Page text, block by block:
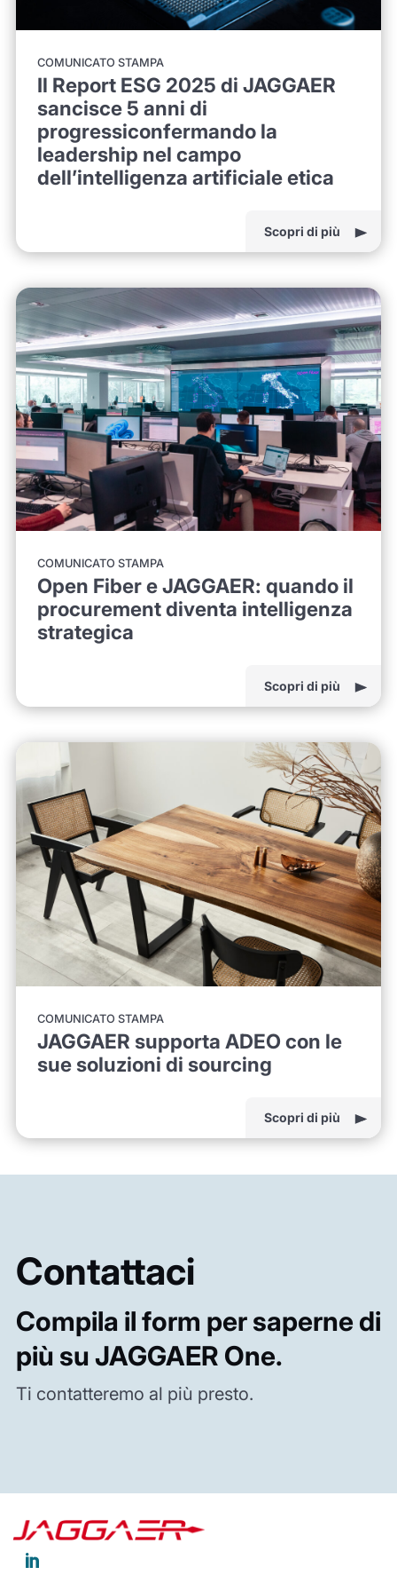
COMUNICATO STAMPA
Il Report ESG 2025 di JAGGAER
sancisce 5 anni di
progressiconfermando la
leadership nel campo
dell’intelligenza artificiale etica
Scopri di più
COMUNICATO STAMPA
Open Fiber e JAGGAER: quando il
procurement diventa intelligenza
strategica
Scopri di più
COMUNICATO STAMPA
JAGGAER supporta ADEO con le
sue soluzioni di sourcing
Scopri di più
Contattaci
Compila il form per saperne di
più su JAGGAER One.
Ti contatteremo al più presto.
